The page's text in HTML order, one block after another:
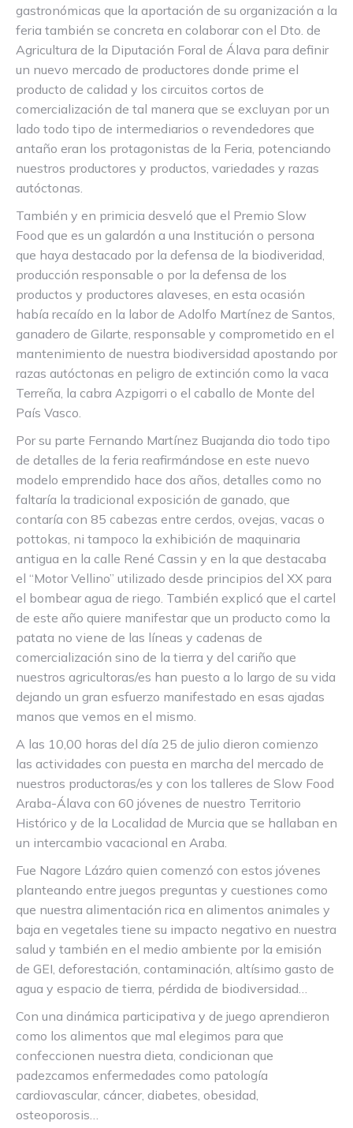
gastronómicas que la aportación de su organización a la
feria también se concreta en colaborar con el Dto. de
Agricultura de la Diputación Foral de Álava para definir
un nuevo mercado de productores donde prime el
producto de calidad y los circuitos cortos de
comercialización de tal manera que se excluyan por un
lado todo tipo de intermediarios o revendedores que
antaño eran los protagonistas de la Feria, potenciando
nuestros productores y productos, variedades y razas
autóctonas.
También y en primicia desveló que el Premio Slow
Food que es un galardón a una Institución o persona
que haya destacado por la defensa de la biodiveridad,
producción responsable o por la defensa de los
productos y productores alaveses, en esta ocasión
había recaído en la labor de Adolfo Martínez de Santos,
ganadero de Gilarte, responsable y comprometido en el
mantenimiento de nuestra biodiversidad apostando por
razas autóctonas en peligro de extinción como la vaca
Terreña, la cabra Azpigorri o el caballo de Monte del
País Vasco.
Por su parte Fernando Martínez Buajanda dio todo tipo
de detalles de la feria reafirmándose en este nuevo
modelo emprendido hace dos años, detalles como no
faltaría la tradicional exposición de ganado, que
contaría con 85 cabezas entre cerdos, ovejas, vacas o
pottokas, ni tampoco la exhibición de maquinaria
antigua en la calle René Cassin y en la que destacaba
el “Motor Vellino” utilizado desde principios del XX para
el bombear agua de riego. También explicó que el cartel
de este año quiere manifestar que un producto como la
patata no viene de las líneas y cadenas de
comercialización sino de la tierra y del cariño que
nuestros agricultoras/es han puesto a lo largo de su vida
dejando un gran esfuerzo manifestado en esas ajadas
manos que vemos en el mismo.
A las 10,00 horas del día 25 de julio dieron comienzo
las actividades con puesta en marcha del mercado de
nuestros productoras/es y con los talleres de Slow Food
Araba-Álava con 60 jóvenes de nuestro Territorio
Histórico y de la Localidad de Murcia que se hallaban en
un intercambio vacacional en Araba.
Fue Nagore Lázáro quien comenzó con estos jóvenes
planteando entre juegos preguntas y cuestiones como
que nuestra alimentación rica en alimentos animales y
baja en vegetales tiene su impacto negativo en nuestra
salud y también en el medio ambiente por la emisión
de GEI, deforestación, contaminación, altísimo gasto de
agua y espacio de tierra, pérdida de biodiversidad…
Con una dinámica participativa y de juego aprendieron
como los alimentos que mal elegimos para que
confeccionen nuestra dieta, condicionan que
padezcamos enfermedades como patología
cardiovascular, cáncer, diabetes, obesidad,
osteoporosis…